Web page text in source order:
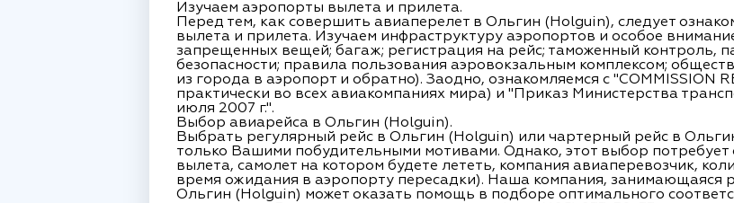
Изучаем аэропорты вылета и прилета.
Перед тем, как совершить авиаперелет в Ольгин (Holguin), следует
вылета и прилета. Изучаем инфраструктуру аэропортов и особое
запрещенных вещей; багаж; регистрация на рейс; таможенный контроль,
безопасности; правила пользования аэровокзальным комплексом;
из города в аэропорт и обратно). Заодно, ознакомляемся с "COMMISSION
практически во всех авиакомпаниях мира) и "Приказ Министерства
июля 2007 г.".
Выбор авиарейса в Ольгин (Holguin).
Выбрать регулярный рейс в Ольгин (Holguin) или чартерный рейс в
только Вашими побудительными мотивами. Однако, этот выбор потребует
вылета, самолет на котором будете лететь, компания авиаперевозчик,
время ожидания в аэропорту пересадки). Наша компания, занимающаяся
Ольгин (Holguin) может оказать помощь в подборе оптимального